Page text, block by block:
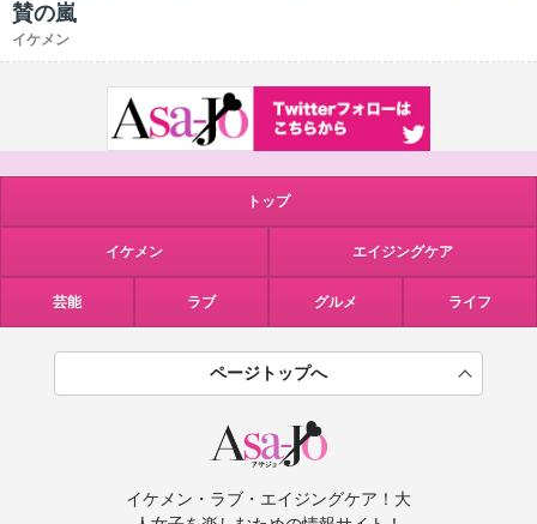
賛の嵐
イケメン
トップ
イケメン エイジングケア
芸能 ラブ グルメ ライフ
ページトップへ
イケメン・ラブ・エイジングケア！大